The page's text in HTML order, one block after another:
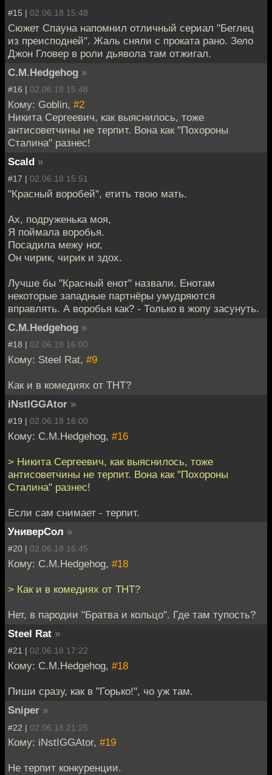
#15 | 02.06.18 15:48
Сюжет Спауна напомнил отличный сериал "Беглец
из преисподней". Жаль сняли с проката рано. Зело
Джон Гловер в роли дьявола там отжигал.
C.M.Hedgehog »
#16 | 02.06.18 15:48
Кому: Goblin, #2
Никита Сергеевич, как выяснилось, тоже
антисоветчины не терпит. Вона как "Похороны
Сталина" разнес!
Scald »
#17 | 02.06.18 15:51
"Красный воробей", етить твою мать.
Ах, подруженька моя,
Я поймала воробья.
Посадила межу ног,
Он чирик, чирик и здох.
Лучше бы "Красный енот" назвали. Енотам
некоторые западные партнёры умудряются
вправлять. А воробья как? - Только в жопу засунуть.
C.M.Hedgehog »
#18 | 02.06.18 16:00
Кому: Steel Rat, #9
Как и в комедиях от ТНТ?
iNstIGGAtor »
#19 | 02.06.18 16:00
Кому: C.M.Hedgehog, #16
> Никита Сергеевич, как выяснилось, тоже
антисоветчины не терпит. Вона как "Похороны
Сталина" разнес!
Если сам снимает - терпит.
УниверСол »
#20 | 02.06.18 16:45
Кому: C.M.Hedgehog, #18
> Как и в комедиях от ТНТ?
Нет, в пародии "Братва и кольцо". Где там тупость?
Steel Rat »
#21 | 02.06.18 17:22
Кому: C.M.Hedgehog, #18
Пиши сразу, как в "Горько!", чо уж там.
Sniper »
#22 | 02.06.18 21:25
Кому: iNstIGGAtor, #19
Не терпит конкуренции.